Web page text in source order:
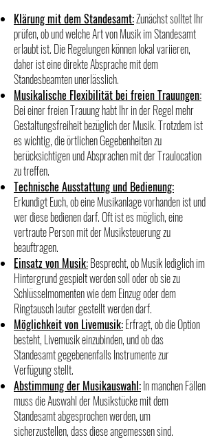
Klärung mit dem Standesamt:Zunächst solltet Ihr
prüfen, ob und welche Art von Musik im Standesamt
erlaubt ist. Die Regelungen können lokal variieren,
daher ist eine direkte Absprache mit dem
Standesbeamten unerlässlich.
Musikalische Flexibilität bei freien Trauungen:
Bei einer freien Trauung habt Ihr in der Regel mehr
Gestaltungsfreiheit bezüglich der Musik. Trotzdem ist
es wichtig, die örtlichen Gegebenheiten zu
berücksichtigen und Absprachen mit der Traulocation
zu treffen.
Technische Ausstattung und Bedienung:
Erkundigt Euch, ob eine Musikanlage vorhanden ist und
wer diese bedienen darf. Oft ist es möglich, eine
vertraute Person mit der Musiksteuerung zu
beauftragen.
Einsatz von Musik:Besprecht, ob Musik lediglich im
Hintergrund gespielt werden soll oder ob sie zu
Schlüsselmomenten wie dem Einzug oder dem
Ringtausch lauter gestellt werden darf.
Möglichkeit von Livemusik:Erfragt, ob die Option
besteht, Livemusik einzubinden, und ob das
Standesamt gegebenenfalls Instrumente zur
Verfügung stellt.
Abstimmung der Musikauswahl:In manchen Fällen
muss die Auswahl der Musikstücke mit dem
Standesamt abgesprochen werden, um
sicherzustellen, dass diese angemessen sind.